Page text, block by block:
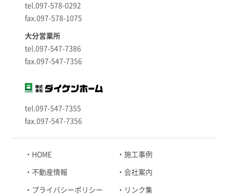
tel.097-578-0292
fax.097-578-1075
大分営業所
tel.097-547-7386
fax.097-547-7356
tel.097-547-7355
fax.097-547-7356
HOME 施工事例
不動産情報 会社案内
プライバシーポリシー リンク集